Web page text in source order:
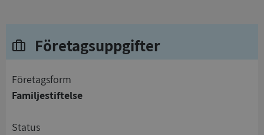
Företagsuppgifter
företagsform
Familjestiftelse
status